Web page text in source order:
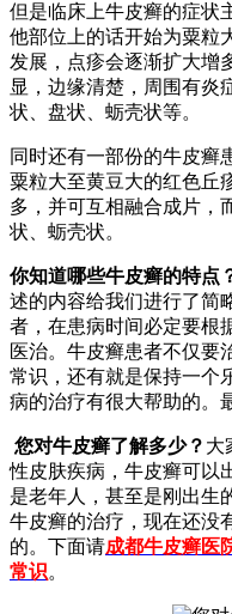
但是临床上牛皮癣的症状
他部位上的话开始为粟粒
发展，点疹会逐渐扩大增
显，边缘清楚，周围有炎
状、盘状、蛎壳状等。
同时还有一部份的牛皮癣
粟粒大至黄豆大的红色丘
多，并可互相融合成片，
状、蛎壳状。
你知道哪些牛皮癣的特点
述的内容给我们进行了简
者，在患病时间必定要根
医治。牛皮癣患者不仅要
常识，还有就是保持一个
病的治疗有很大帮助的。
您对牛皮癣了解多少？ 大
性皮肤疾病，牛皮癣可以
是老年人，甚至是刚出生
牛皮癣的治疗，现在还没
的。下面请成都牛皮癣医
常识。